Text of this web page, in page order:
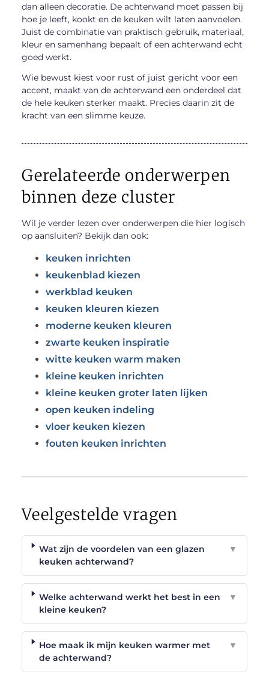
dan alleen decoratie. De achterwand moet passen bij
hoe je leeft, kookt en de keuken wilt laten aanvoelen.
Juist de combinatie van praktisch gebruik, materiaal,
kleur en samenhang bepaalt of een achterwand echt
goed werkt.
Wie bewust kiest voor rust of juist gericht voor een
accent, maakt van de achterwand een onderdeel dat
de hele keuken sterker maakt. Precies daarin zit de
kracht van een slimme keuze.
Gerelateerde onderwerpen
binnen deze cluster
Wil je verder lezen over onderwerpen die hier logisch
op aansluiten? Bekijk dan ook:
keuken inrichten
keukenblad kiezen
werkblad keuken
keuken kleuren kiezen
moderne keuken kleuren
zwarte keuken inspiratie
witte keuken warm maken
kleine keuken inrichten
kleine keuken groter laten lijken
open keuken indeling
vloer keuken kiezen
fouten keuken inrichten
Veelgestelde vragen
Wat zijn de voordelen van een glazen
keuken achterwand?
▼
Welke achterwand werkt het best in een
kleine keuken?
▼
Hoe maak ik mijn keuken warmer met
de achterwand?
▼